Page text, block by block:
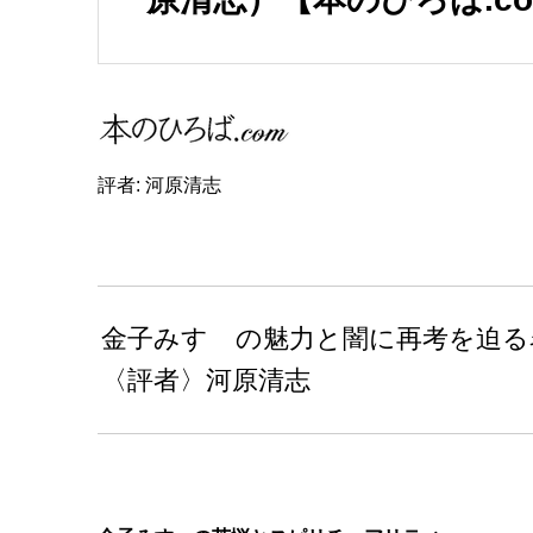
評者: 河原清志
金子みすゞの魅力と闇に再考を迫
〈評者〉河原清志